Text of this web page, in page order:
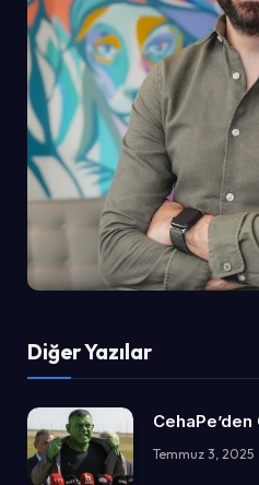
Diğer Yazılar
CehaPe’den
Temmuz 3, 2025